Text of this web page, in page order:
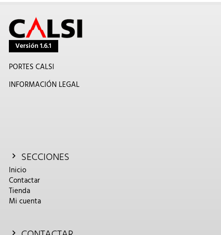
Versión 1.6.1
PORTES CALSI
INFORMACIÓN LEGAL
SECCIONES
Inicio
Contactar
Tienda
Mi cuenta